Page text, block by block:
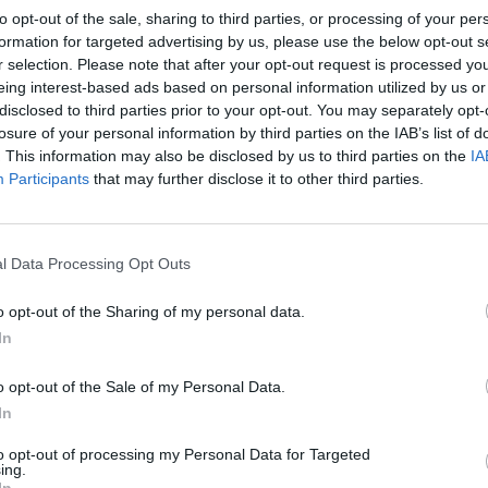
opt-out of the sale, sharing to third parties, or processing of your
for targeted advertising by us, please use the below opt-out
selection. Please note that after your opt-out request is processed
interest-based ads based on personal information utilized by us
to third parties prior to your opt-out. You may separately
of your personal information by third parties on the IAB’s list of
This information may also be disclosed by us to third parties on the
Participants that may further disclose it to other third parties.
Data Processing Opt Outs
opt-out of the Sharing of my personal data.
opt-out of the Sale of my Personal Data.
opt-out of processing my Personal Data for Targeted
PERSPEKTYWA NA
Dochód Podstawowy to koncepcja, która zakłada
wypłaty pieniężne dla każdego obywatela, niezależnie
statusu zatrudnienia czy sytuacji życiowej. To radykalne
społecznego ma na celu zapewnienie wszystkim
ad